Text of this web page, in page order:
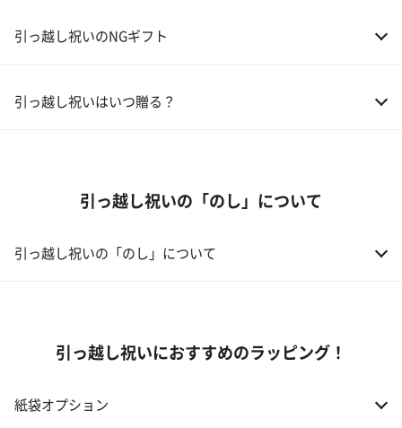
05 ギフトカタログ
02 友人、同僚 5,000～10,000円
引っ越し祝いのNGギフト
引っ越し祝いはいつ贈る？
引っ越し祝いの「のし」について
引っ越し祝いの「のし」について
引っ越し祝いにおすすめのラッピング！
紙袋オプション